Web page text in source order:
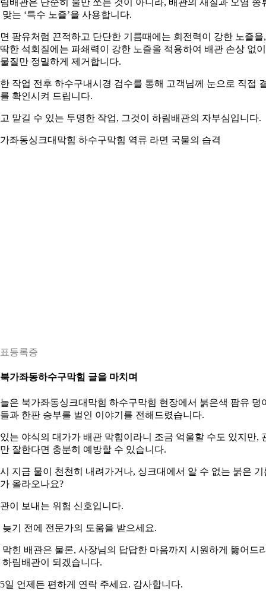
배관은 단순히 물만 쏘는 것이 아니라, 배관의 재질과 오염 종
맞는 ‘특수 노즐’을 사용합니다.
팜유처럼 끈적하고 단단한 기름때에는 회전력이 강한 노즐을,
한 석회질에는 파쇄력이 강한 노즐을 적용하여 배관 손상 없이
질만 정밀하게 제거합니다.
작업 전후 하수구내시경 검수를 통해 고객님께 눈으로 직접
확인시켜 드립니다.
맡길 수 있는 투명한 작업, 그것이 하림배관의 자부심입니다.
좌동싱크대막힘 하수구막힘 역류 라면 국물의 습격
등록증
가좌동하수구막힘 글을 마치며
은 북가좌동싱크대막힘 하수구막힘 현장에서 붉은색 팜유 덩
과 한판 승부를 벌인 이야기를 전해드렸습니다.
는 야식의 대가가 배관 막힘이라니 조금 억울할 수도 있지만,
잘한다면 충분히 예방할 수 있습니다.
지금 물이 천천히 내려가거나, 싱크대에서 알 수 없는 붉은 기
올라오나요?
이 보내는 위험 신호입니다.
늦기 전에 전문가의 도움을 받으세요.
막힌 배관은 물론, 사장님의 답답한 마음까지 시원하게 뚫어드
하림배관이 되겠습니다.
일 언제든 편하게 연락 주세요. 감사합니다.